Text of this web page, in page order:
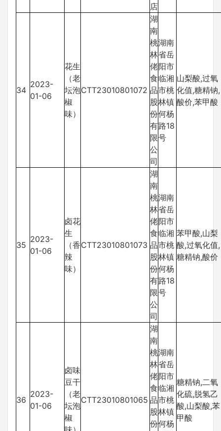
店
34
2023-
01-06
花生
（老
坛泡
椒
味）
CTT23010801072
湖
南
桃
林
佬
食
品
股
份
有
限
公
司
湖南
省岳
阳市
临湘
市桃
林镇
何杨
路18
号
山梨酸,过氧
化值,糖精钠,
酸价,苯甲酸
35
2023-
01-06
卤花
生
（香
辣
味）
CTT23010801073
湖
南
桃
林
佬
食
品
股
份
有
限
公
司
湖南
省岳
阳市
临湘
市桃
林镇
何杨
路18
号
苯甲酸,山梨
酸,过氧化值,
糖精钠,酸价
36
2023-
01-06
卤味
豆干
（老
坛泡
椒
CTT23010801065
湖
南
桃
林
佬
食
品
股
份
湖南
省岳
阳市
临湘
市桃
林镇
何杨
糖精钠,二氧
化硫,脱氢乙
酸,山梨酸,苯
甲酸